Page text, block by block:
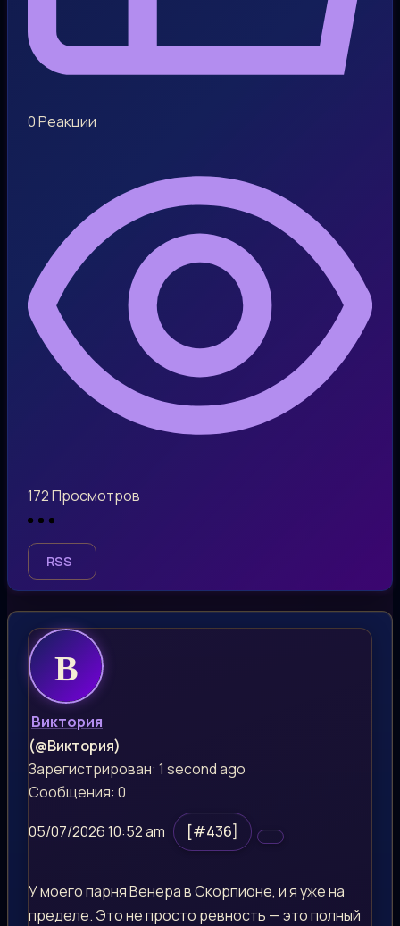
0Реакции
172Просмотров
RSS
Виктория
(@Виктория)
Зарегистрирован: 1 second ago
Сообщения: 0
05/07/2026 10:52 am
[#436]
У моего парня Венера в Скорпионе, и я уже на
пределе. Это не просто ревность — это полный